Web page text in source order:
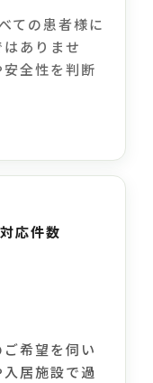
ての患者様に
ありませ
全性を判断
応件数
希望を伺い
居施設で過